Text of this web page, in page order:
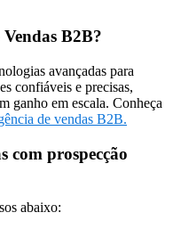
B2B?
avançadas para
confiáveis e precisas,
ganho em escala. Conheça
de vendas B2B.
com prospecção
abaixo: